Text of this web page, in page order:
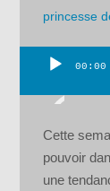
princesse
00:00
Cette
pouvoir
une